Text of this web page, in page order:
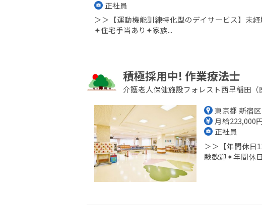
正社員
＞＞【運動機能訓練特化型のデイサービス】未
✦住宅手当あり✦家族...
積極採用中! 作業療法士
介護老人保健施設フォレスト西早稲田（
東京都 新宿
月給223,000
正社員
＞＞【年間休日
験歓迎✦年間休